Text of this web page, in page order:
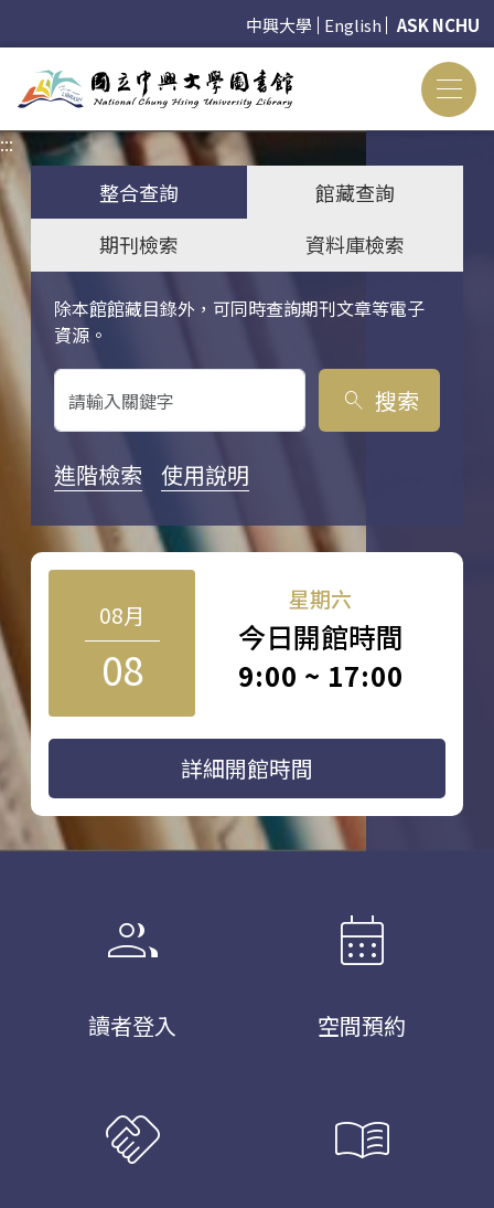
中興大學 English ASK NCHU
:::
整合查詢
館藏查詢
期刊檢索
資料庫檢索
除本館館藏目錄外，可同時查詢期刊文章等電子
資源。
關鍵字搜尋
search 搜索
進階檢索 使用說明
08月
08
星期六
今日開館時間
9:00 ~ 17:00
詳細開館時間
group
讀者登入
calendar_month
空間預約
handshake menu_book